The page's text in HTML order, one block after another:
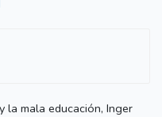
la mala educación, Inger